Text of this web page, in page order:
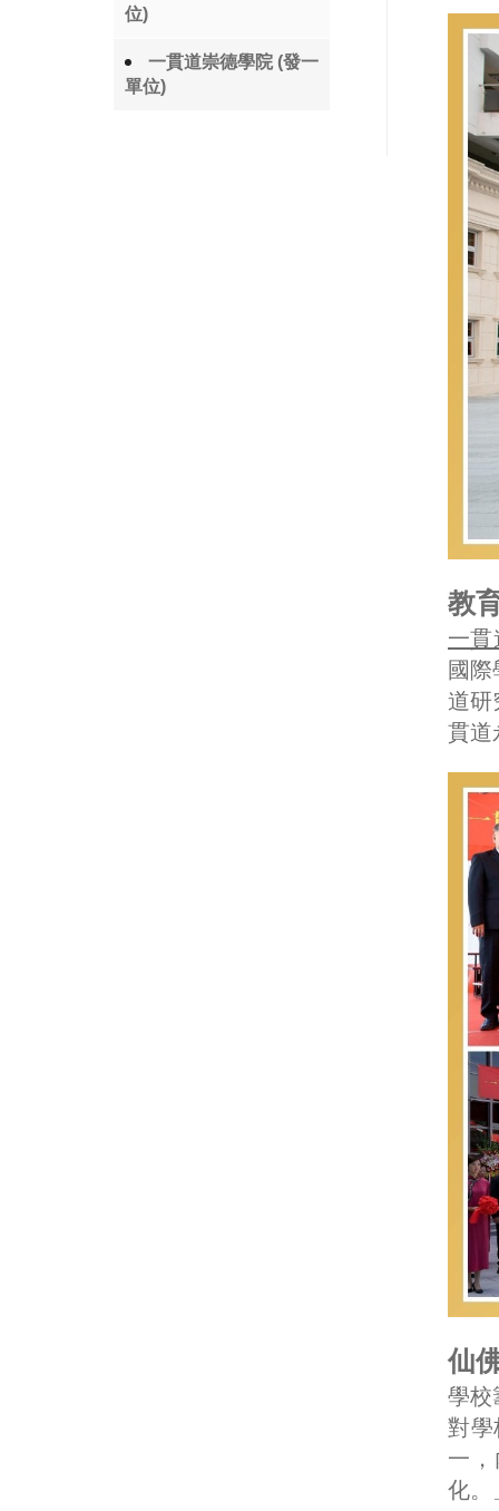
位)
一貫道崇德學院 (發一
單位)
教
一貫
國
道研
貫道
仙
學校
對學
一
化。